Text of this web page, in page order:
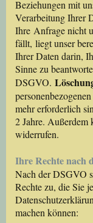
Beziehungen mit
Verarbeitung Ihrer
Ihre Anfrage nicht
fällt, liegt unser
Ihrer Daten darin,
Sinne zu
DSGVO.
mehr erforderlich
2 Jahre. Außerdem
widerrufen.
Ihre Rechte nach
Nach der DSGVO
Rechte zu, die Sie
machen können: